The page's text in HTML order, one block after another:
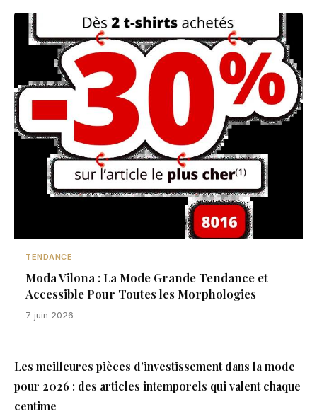
TENDANCE
Moda Vilona : La Mode Grande Tendance et
Accessible Pour Toutes les Morphologies
7 juin 2026
Les meilleures pièces d’investissement dans la mode
pour 2026 : des articles intemporels qui valent chaque
centime